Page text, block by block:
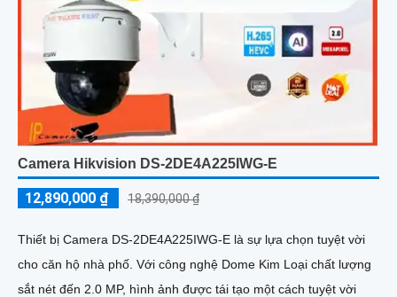
Camera Hikvision DS-2DE4A225IWG-E
12,890,000 ₫ 18,390,000 ₫
Thiết bị Camera DS-2DE4A225IWG-E là sự lựa chọn tuyệt vời
cho căn hộ nhà phố. Với công nghệ Dome Kim Loại chất lượng
sắt nét đến 2.0 MP, hình ảnh được tái tạo một cách tuyệt vời